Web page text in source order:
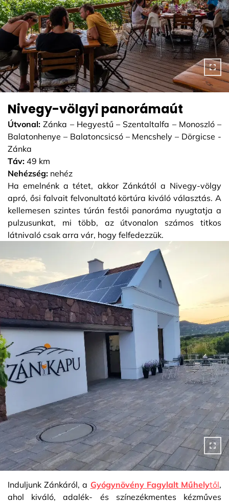
Nivegy-völgyi panorámaút
Útvonal: Zánka – Hegyestű – Szentaltalfa – Monoszló –
Balatonhenye – Balatoncsicsó – Mencshely – Dörgicse -
Zánka
Táv: 49 km
Nehézség: nehéz
Ha emelnénk a tétet, akkor Zánkától a Nivegy-völgy
apró, ősi falvait felvonultató körtúra kiváló választás. A
kellemesen szintes túrán festői panoráma nyugtatja a
pulzusunkat, mi több, az útvonalon számos titkos
látnivaló csak arra vár, hogy felfedezzük.
Induljunk Zánkáról, a Gyógynövény Fagylalt Műhelytől,
ahol kiváló, adalék- és színezékmentes kézműves